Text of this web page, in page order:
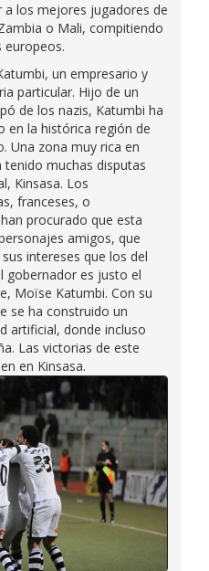
los mejores jugadores de
o Mali, compitiendo
europeos.
un empresario y
particular. Hijo de un
de los nazis, Katumbi ha
en la histórica región de
Una zona muy rica en
muchas disputas
Kinsasa. Los
franceses, o
procurado que esta
amigos, que
intereses que los del
gobernador es justo el
Moïse Katumbi. Con su
se ha construido un
artificial, donde incluso
Las victorias de este
en Kinsasa.